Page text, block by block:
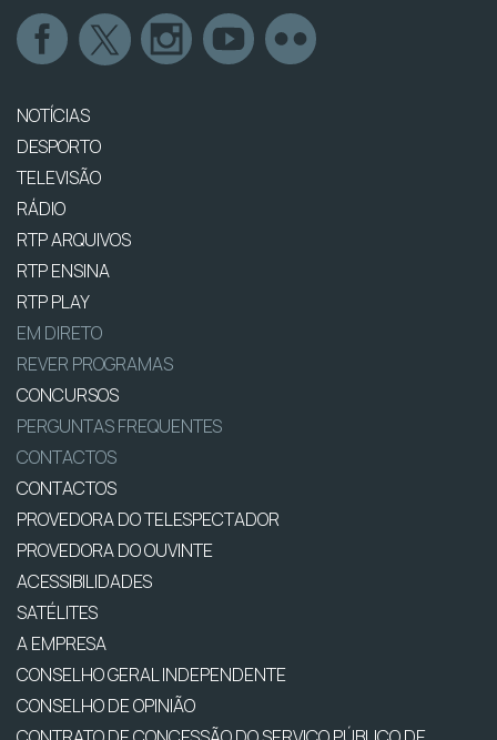
NOTÍCIAS
DESPORTO
TELEVISÃO
RÁDIO
RTP ARQUIVOS
RTP ENSINA
RTP PLAY
EM DIRETO
REVER PROGRAMAS
CONCURSOS
PERGUNTAS FREQUENTES
CONTACTOS
CONTACTOS
PROVEDORA DO TELESPECTADOR
PROVEDORA DO OUVINTE
ACESSIBILIDADES
SATÉLITES
A EMPRESA
CONSELHO GERAL INDEPENDENTE
CONSELHO DE OPINIÃO